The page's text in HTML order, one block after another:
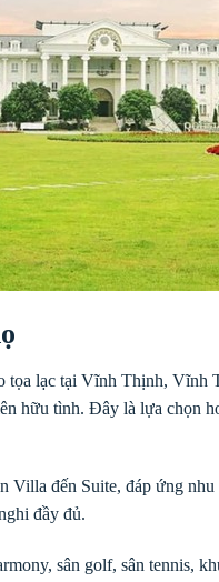
lạc tại Vĩnh Thịnh,
hữu tình. Đây là lựa
đến Suite, đáp ứng
đầy đủ.
sân golf, sân